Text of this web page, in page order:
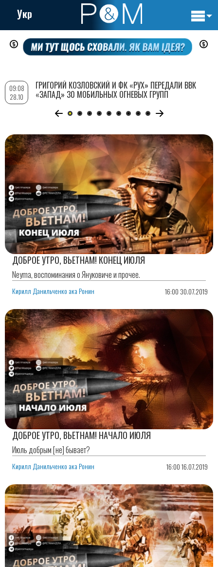
Перейти
содержанию
Укр
ДОБРОЕ УТРО, ВЬЕТНАМ! КОНЕЦ ИЮЛЯ
Neyma, воспоминания о Януковиче и прочее.
Кирилл Данильченко ака Ронин 16:00 30.07.2019
ДОБРОЕ УТРО, ВЬЕТНАМ! НАЧАЛО ИЮЛЯ
Июль добрым [не] бывает?
Кирилл Данильченко ака Ронин 16:00 16.07.2019
09:08
28.10
ГРИГОРИЙ КОЗЛОВСКИЙ И ФК «РУХ» ПЕРЕДАЛИ ВВК
«ЗАПАД» 30 МОБИЛЬНЫХ ОГНЕВЫХ ГРУПП